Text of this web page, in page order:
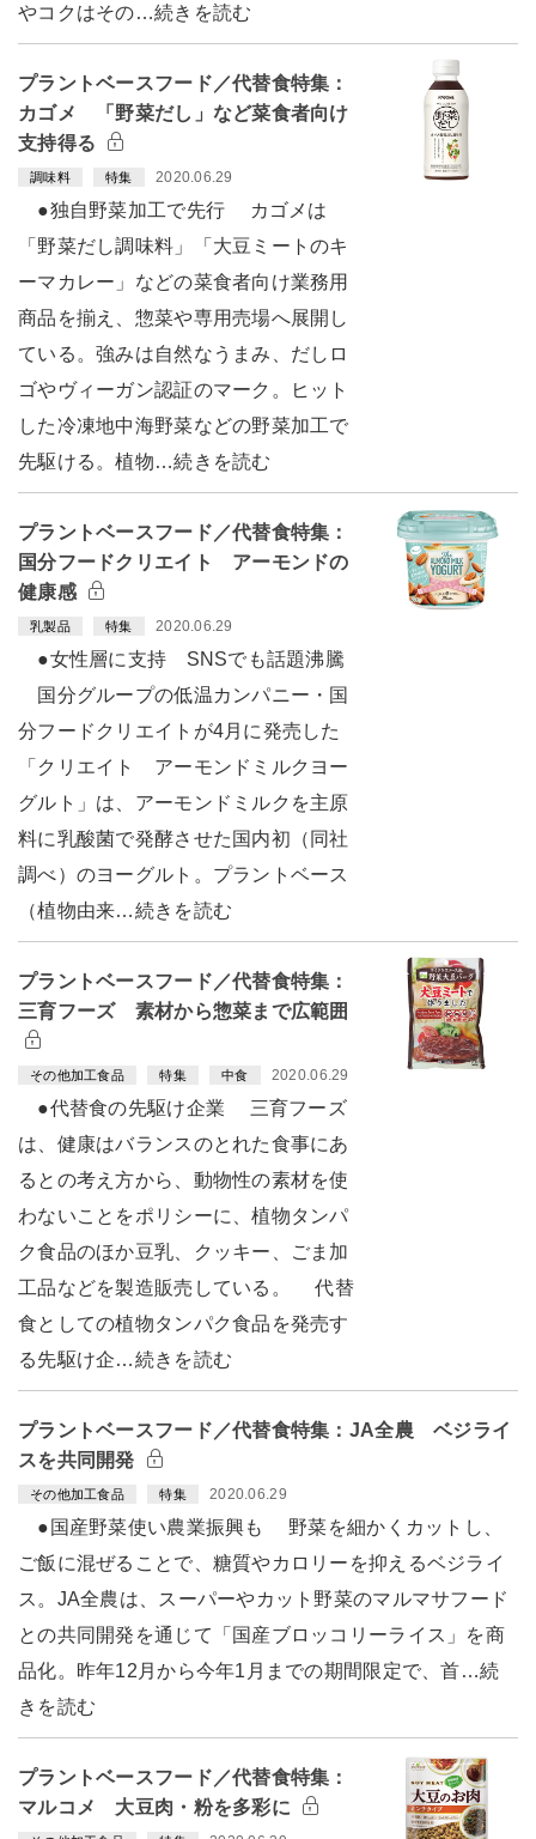
やコクはその…続きを読む
プラントベースフード／代替食特集：
カゴメ 「野菜だし」など菜食者向け
支持得る
調味料 特集 2020.06.29
●独自野菜加工で先行 カゴメは
「野菜だし調味料」「大豆ミートのキ
ーマカレー」などの菜食者向け業務用
商品を揃え、惣菜や専用売場へ展開し
ている。強みは自然なうまみ、だしロ
ゴやヴィーガン認証のマーク。ヒット
した冷凍地中海野菜などの野菜加工で
先駆ける。植物…続きを読む
プラントベースフード／代替食特集：
国分フードクリエイト アーモンドの
健康感
乳製品 特集 2020.06.29
●女性層に支持 SNSでも話題沸騰
国分グループの低温カンパニー・国
分フードクリエイトが4月に発売した
「クリエイト アーモンドミルクヨー
グルト」は、アーモンドミルクを主原
料に乳酸菌で発酵させた国内初（同社
調べ）のヨーグルト。プラントベース
（植物由来…続きを読む
プラントベースフード／代替食特集：
三育フーズ 素材から惣菜まで広範囲
その他加工食品 特集 中食 2020.06.29
●代替食の先駆け企業 三育フーズ
は、健康はバランスのとれた食事にあ
るとの考え方から、動物性の素材を使
わないことをポリシーに、植物タンパ
ク食品のほか豆乳、クッキー、ごま加
工品などを製造販売している。 代替
食としての植物タンパク食品を発売す
る先駆け企…続きを読む
プラントベースフード／代替食特集：JA全農 ベジライ
スを共同開発
その他加工食品 特集 2020.06.29
●国産野菜使い農業振興も 野菜を細かくカットし、
ご飯に混ぜることで、糖質やカロリーを抑えるベジライ
ス。JA全農は、スーパーやカット野菜のマルマサフード
との共同開発を通じて「国産ブロッコリーライス」を商
品化。昨年12月から今年1月までの期間限定で、首…続
きを読む
プラントベースフード／代替食特集：
マルコメ 大豆肉・粉を多彩に